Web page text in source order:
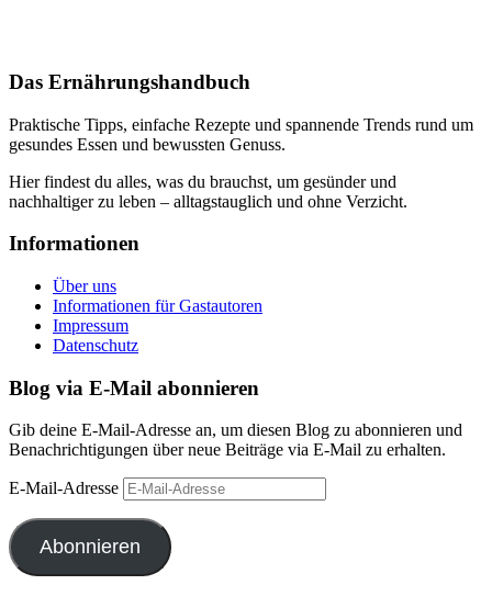
Das Ernährungshandbuch
Praktische Tipps, einfache Rezepte und spannende Trends rund um
gesundes Essen und bewussten Genuss.
Hier findest du alles, was du brauchst, um gesünder und
nachhaltiger zu leben – alltagstauglich und ohne Verzicht.
Informationen
Über uns
Informationen für Gastautoren
Impressum
Datenschutz
Blog via E-Mail abonnieren
Gib deine E-Mail-Adresse an, um diesen Blog zu abonnieren und
Benachrichtigungen über neue Beiträge via E-Mail zu erhalten.
E-Mail-Adresse
Abonnieren